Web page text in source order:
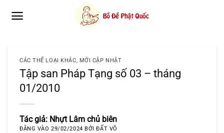
qua
CÁC THỂ LOẠI KHÁC, MỚI CẬP NHẬT
Tập san Pháp Tạng số 03 – tháng
01/2010
Tác giả: Nhựt Lâm chủ biên
ĐĂNG VÀO29/02/2024 BỞIĐẤT VÕ